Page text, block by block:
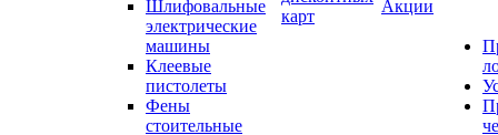
Шлифовальные
электрические
машины
Клеевые
пистолеты
Фены
стоительные
карт
Акции